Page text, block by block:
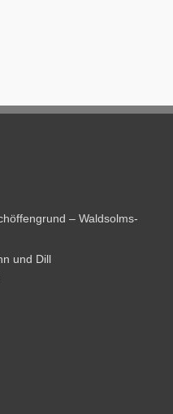
– Waldsolms-
und Dill